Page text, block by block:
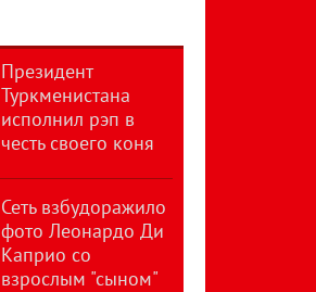
Президент
Туркменистана
исполнил рэп в
честь своего коня
Сеть взбудоражило
фото Леонардо Ди
Каприо со
взрослым "сыном"